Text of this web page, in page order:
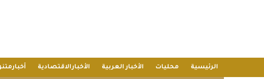
الرئيسية محليات الأخبار العربية الأخبارالاقتصادية